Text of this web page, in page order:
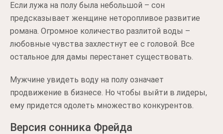
Если лужа на полу была небольшой – сон
предсказывает женщине неторопливое развитие
романа. Огромное количество разлитой воды –
любовные чувства захлестнут ее с головой. Все
остальное для дамы перестанет существовать.
Мужчине увидеть воду на полу означает
продвижение в бизнесе. Но чтобы выйти в лидеры,
ему придется одолеть множество конкурентов.
Версия сонника Фрейда